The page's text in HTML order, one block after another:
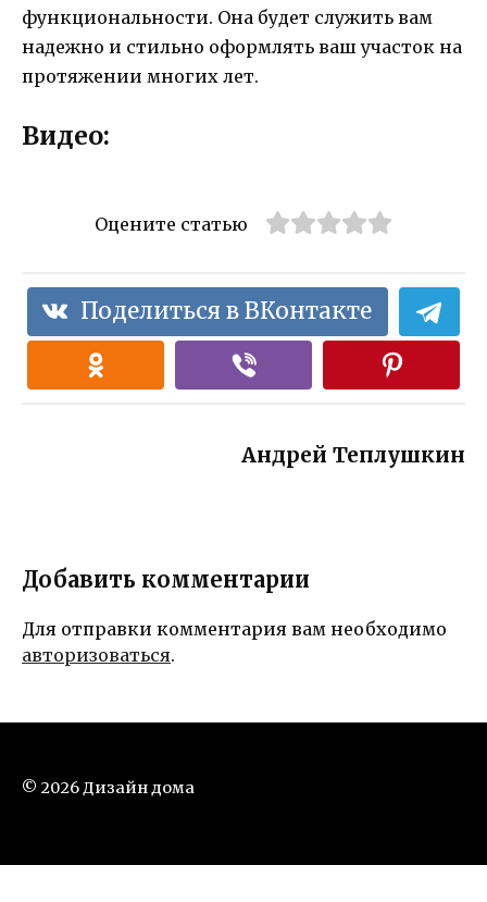
функциональности. Она будет служить вам
надежно и стильно оформлять ваш участок на
протяжении многих лет.
Видео:
Оцените статью
Поделиться в ВКонтакте
Андрей Теплушкин
Добавить комментарии
Для отправки комментария вам необходимо
авторизоваться.
© 2026 Дизайн дома